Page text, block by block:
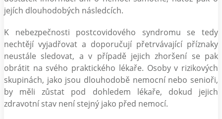
jejích dlouhodobých následcích.
K nebezpečnosti postcovidového syndromu se tedy
nechtějí vyjadřovat a doporučují přetrvávající příznaky
neustále sledovat, a v případě jejich zhoršení se pak
obrátit na svého praktického lékaře. Osoby v rizikových
skupinách, jako jsou dlouhodobě nemocní nebo senioři,
by měli zůstat pod dohledem lékaře, dokud jejich
zdravotní stav není stejný jako před nemocí.